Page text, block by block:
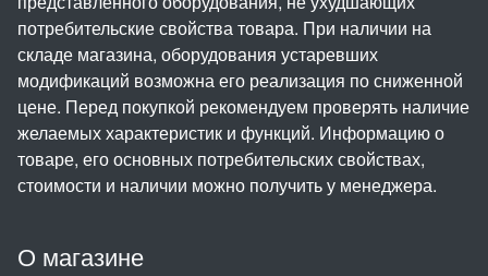
О магазине
потребительские свойства товара. При наличии на
складе магазина, оборудования устаревших
модификаций возможна его реализация по сниженной
цене. Перед покупкой рекомендуем проверять наличие
желаемых характеристик и функций. Информацию о
товаре, его основных потребительских свойствах,
стоимости и наличии можно получить у менеджера.